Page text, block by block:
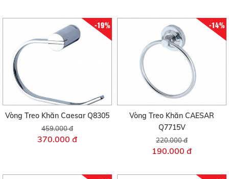
-19%
Vòng Treo Khăn Caesar Q8305
459.000 đ
370.000 đ
-14%
Vòng Treo Khăn CAESAR
Q7715V
220.000 đ
190.000 đ